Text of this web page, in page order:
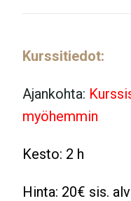
Kurssitiedot:
Ajankohta:
myöhemmin
Kesto: 2 h
Hinta: 20€ sis.